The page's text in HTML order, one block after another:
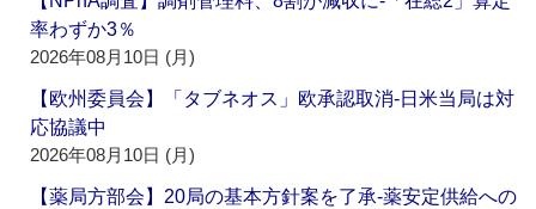
率わずか3％
2026年08月10日 (月)
【欧州委員会】「タブネオス」欧承認取消‐日米当局は対
応協議中
2026年08月10日 (月)
【薬局方部会】20局の基本方針案を了承‐薬安定供給への